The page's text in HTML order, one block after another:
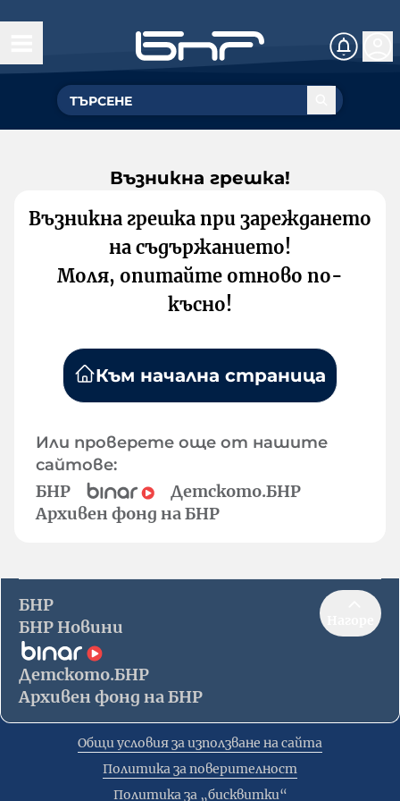
Възникна грешка!
Възникна грешка при зареждането
на съдържанието!
Моля, опитайте отново по-
късно!
Към начална страница
Или проверете още от нашите
сайтове:
БНР
Детското.БНР
Архивен фонд на БНР
БНР
БНР Новини
Детското.БНР
Архивен фонд на БНР
Общи условия за използване на сайта
Политика за поверителност
Политика за „бисквитки“